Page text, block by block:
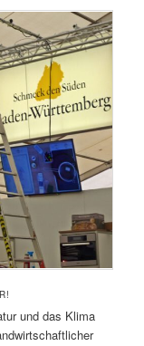
und das Klima